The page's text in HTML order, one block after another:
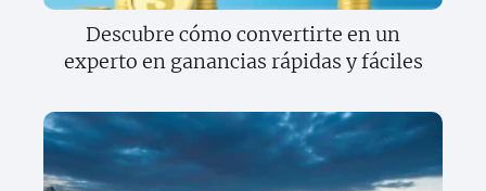
Descubre cómo convertirte en un
experto en ganancias rápidas y fáciles